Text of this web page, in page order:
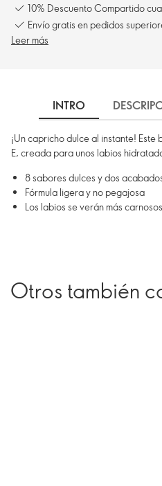
10% Descuento Compartido
Envío gratis en pedidos
Leer más
INTRO
¡Un capricho dulce al instante!
E, creada para unos labios
8 sabores dulces y dos
Fórmula ligera y no pegajosa
Los labios se verán más
Otros también